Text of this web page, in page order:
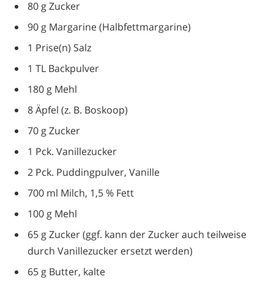
80 g Zucker
90 g Margarine (Halbfettmargarine)
1 Prise(n) Salz
1 TL Backpulver
180 g Mehl
8 Äpfel (z. B. Boskoop)
70 g Zucker
1 Pck. Vanillezucker
2 Pck. Puddingpulver, Vanille
700 ml Milch, 1,5 % Fett
100 g Mehl
65 g Zucker (ggf. kann der Zucker auch teilweise
durch Vanillezucker ersetzt werden)
65 g Butter, kalte